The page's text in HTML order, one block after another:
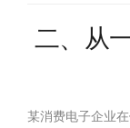
二、从
某消费电子企业